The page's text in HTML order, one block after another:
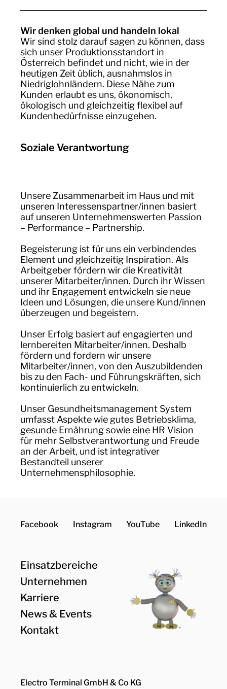
Wir denken global und handeln lokal
Wir sind stolz darauf sagen zu können, dass
sich unser Produktionsstandort in
Österreich befindet und nicht, wie in der
heutigen Zeit üblich, ausnahmslos in
Niedriglohnländern. Diese Nähe zum
Kunden erlaubt es uns, ökonomisch,
ökologisch und gleichzeitig flexibel auf
Kundenbedürfnisse einzugehen.
Soziale Verantwortung
Unsere Zusammenarbeit im Haus und mit
unseren Interessenspartner/innen basiert
auf unseren Unternehmenswerten Passion
– Performance – Partnership.
Begeisterung ist für uns ein verbindendes
Element und gleichzeitig Inspiration. Als
Arbeitgeber fördern wir die Kreativität
unserer Mitarbeiter/innen. Durch ihr Wissen
und ihr Engagement entwickeln sie neue
Ideen und Lösungen, die unsere Kund/innen
überzeugen und begeistern.
Unser Erfolg basiert auf engagierten und
lernbereiten Mitarbeiter/innen. Deshalb
fördern und fordern wir unsere
Mitarbeiter/innen, von den Auszubildenden
bis zu den Fach- und Führungskräften, sich
kontinuierlich zu entwickeln.
Unser Gesundheitsmanagement System
umfasst Aspekte wie gutes Betriebsklima,
gesunde Ernährung sowie eine HR Vision
für mehr Selbstverantwortung und Freude
an der Arbeit, und ist integrativer
Bestandteil unserer
Unternehmensphilosophie.
Facebook Instagram YouTube LinkedIn
Einsatzbereiche
Unternehmen
Karriere
News & Events
Kontakt
Electro Terminal GmbH & Co KG